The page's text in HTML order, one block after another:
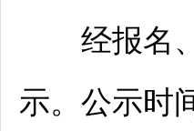
经报名、
示。公示时